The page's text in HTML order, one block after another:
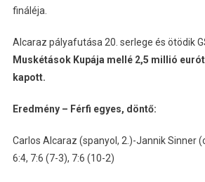
fináléja.
Alcaraz pályafutása 20. serlege és ötödik
Muskétások Kupája mellé 2,5 millió
kapott.
Eredmény – Férfi egyes, döntő:
Carlos Alcaraz (spanyol, 2.)-Jannik Sinner
6:4, 7:6 (7-3), 7:6 (10-2)